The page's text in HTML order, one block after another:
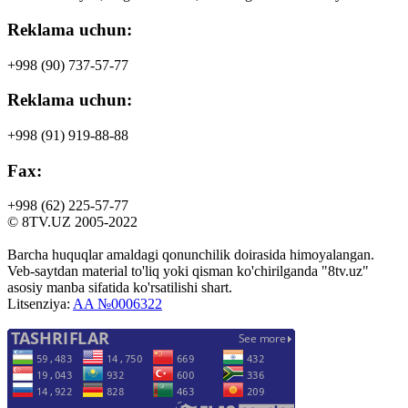
Reklama uchun:
+998 (90) 737-57-77
Reklama uchun:
+998 (91) 919-88-88
Fax:
+998 (62) 225-57-77
© 8TV.UZ 2005-2022
Barcha huquqlar amaldagi qonunchilik doirasida himoyalangan.
Veb-saytdan material to'liq yoki qisman ko'chirilganda "8tv.uz"
asosiy manba sifatida ko'rsatilishi shart.
Litsenziya: AA №0006322